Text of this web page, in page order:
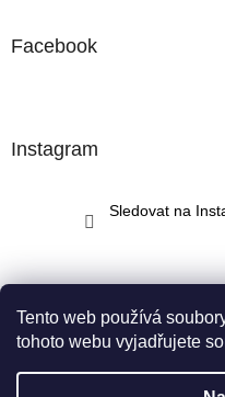
Tento web používá
tohoto webu vyjadřujete
Facebook
Instagram
Sledovat na